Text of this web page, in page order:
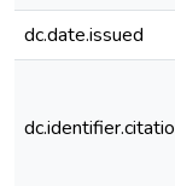
dc.date.issued